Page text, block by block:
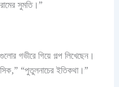
সুমতি।”
গভীরে গিয়ে গল্প লিখেছেন।
“পুতুলনাচের ইতিকথা।”